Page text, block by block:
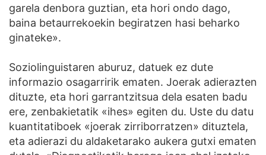
garela denbora guztian, eta hori ondo dago,
baina betaurrekoekin begiratzen hasi beharko
ginateke».
Soziolinguistaren aburuz, datuek ez dute
informazio osagarririk ematen. Joerak adierazten
dituzte, eta hori garrantzitsua dela esaten badu
ere, zenbakietatik «ihes» egiten du. Uste du datu
kuantitatiboek «joerak zirriborratzen» dituztela,
eta adierazi du aldaketarako aukera gutxi ematen